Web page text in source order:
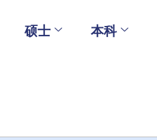
硕士 本科